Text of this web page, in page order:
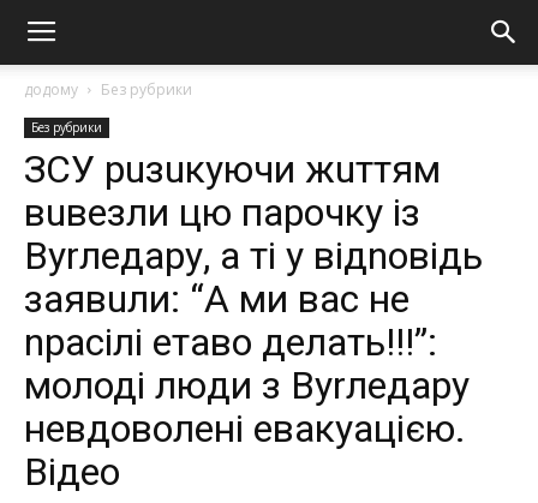
додому Без рубрики
Без рубрики
ЗСУ рuзuкуючи жuттям
вuвезли цю парочку із
Вуrледару, а ті у відnовідь
заявuли: “А ми вас нe
npаcілі етаво делать!!!”:
молоді люди з Вуrледару
невдоволені евaкуацією.
Відео